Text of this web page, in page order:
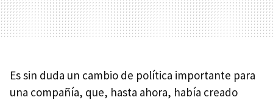
Es sin duda un cambio de política importante para
una compañía, que, hasta ahora, había creado